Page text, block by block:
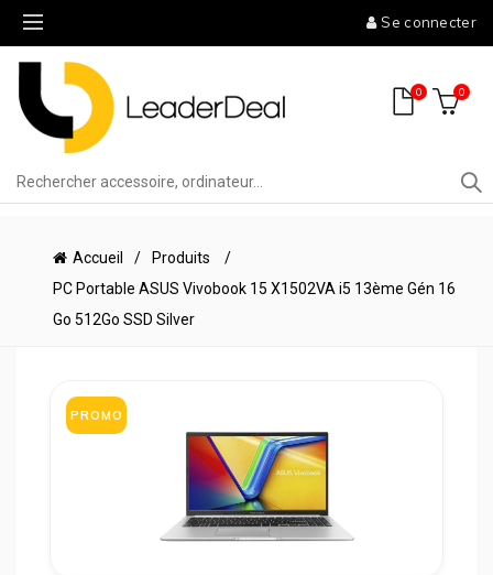
Se connecter
0 0
Accueil
Produits
PC Portable ASUS Vivobook 15 X1502VA i5 13ème Gén 16
Go 512Go SSD Silver
PROMO